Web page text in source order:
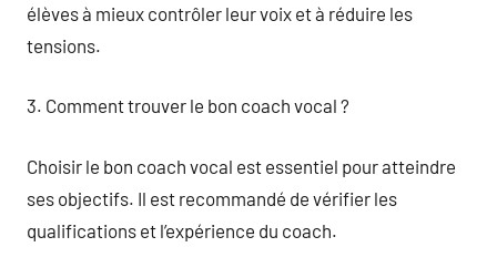
élèves à mieux contrôler leur voix et à réduire les
tensions.
3. Comment trouver le bon coach vocal ?
Choisir le bon coach vocal est essentiel pour atteindre
ses objectifs. Il est recommandé de vérifier les
qualifications et l’expérience du coach.